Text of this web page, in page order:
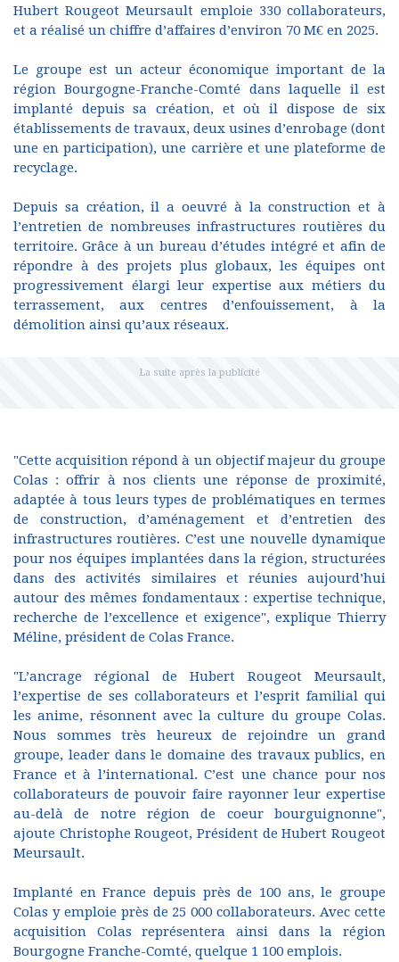
Hubert Rougeot Meursault emploie 330 collaborateurs,
et a réalisé un chiffre d’affaires d’environ 70 M€ en 2025.
Le groupe est un acteur économique important de la
région Bourgogne-Franche-Comté dans laquelle il est
implanté depuis sa création, et où il dispose de six
établissements de travaux, deux usines d’enrobage (dont
une en participation), une carrière et une plateforme de
recyclage.
Depuis sa création, il a oeuvré à la construction et à
l’entretien de nombreuses infrastructures routières du
territoire. Grâce à un bureau d’études intégré et afin de
répondre à des projets plus globaux, les équipes ont
progressivement élargi leur expertise aux métiers du
terrassement, aux centres d’enfouissement, à la
démolition ainsi qu’aux réseaux.
"Cette acquisition répond à un objectif majeur du groupe
Colas : offrir à nos clients une réponse de proximité,
adaptée à tous leurs types de problématiques en termes
de construction, d’aménagement et d’entretien des
infrastructures routières. C’est une nouvelle dynamique
pour nos équipes implantées dans la région, structurées
dans des activités similaires et réunies aujourd’hui
autour des mêmes fondamentaux : expertise technique,
recherche de l’excellence et exigence", explique Thierry
Méline, président de Colas France.
"L’ancrage régional de Hubert Rougeot Meursault,
l’expertise de ses collaborateurs et l’esprit familial qui
les anime, résonnent avec la culture du groupe Colas.
Nous sommes très heureux de rejoindre un grand
groupe, leader dans le domaine des travaux publics, en
France et à l’international. C’est une chance pour nos
collaborateurs de pouvoir faire rayonner leur expertise
au-delà de notre région de coeur bourguignonne",
ajoute Christophe Rougeot, Président de Hubert Rougeot
Meursault.
Implanté en France depuis près de 100 ans, le groupe
Colas y emploie près de 25 000 collaborateurs. Avec cette
acquisition Colas représentera ainsi dans la région
Bourgogne Franche-Comté, quelque 1 100 emplois.